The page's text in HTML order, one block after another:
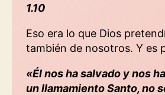
1.10
Eso era lo que Dios
también de nosotros. Y es
«Él nos ha salvado y nos
un llamamiento Santo, no